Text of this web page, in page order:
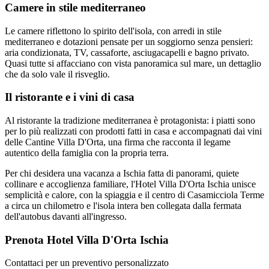
Camere in stile mediterraneo
Le camere riflettono lo spirito dell'isola, con arredi in stile
mediterraneo e dotazioni pensate per un soggiorno senza pensieri:
aria condizionata, TV, cassaforte, asciugacapelli e bagno privato.
Quasi tutte si affacciano con vista panoramica sul mare, un dettaglio
che da solo vale il risveglio.
Il ristorante e i vini di casa
Al ristorante la tradizione mediterranea è protagonista: i piatti sono
per lo più realizzati con prodotti fatti in casa e accompagnati dai vini
delle Cantine Villa D'Orta, una firma che racconta il legame
autentico della famiglia con la propria terra.
Per chi desidera una vacanza a Ischia fatta di panorami, quiete
collinare e accoglienza familiare, l'Hotel Villa D'Orta Ischia unisce
semplicità e calore, con la spiaggia e il centro di Casamicciola Terme
a circa un chilometro e l'isola intera ben collegata dalla fermata
dell'autobus davanti all'ingresso.
Prenota Hotel Villa D'Orta Ischia
Contattaci per un preventivo personalizzato